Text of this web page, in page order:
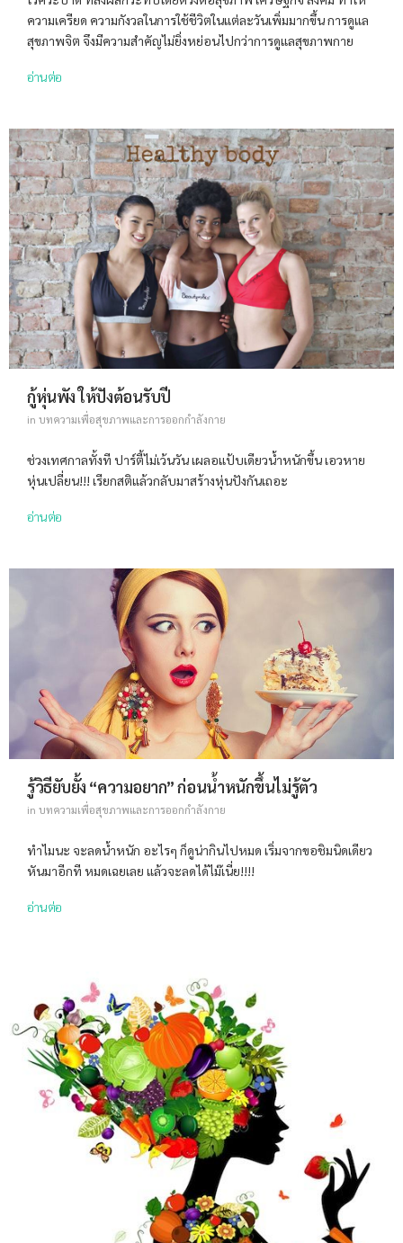
ความเครียด ความกังวลในการใช้ชีวิตในแต่ละวันเพิ่มมากขึ้น การดูแล
สุขภาพจิต จึงมีความสำคัญไม่ยิ่งหย่อนไปกว่าการดูแลสุขภาพกาย
อ่านต่อ
กู้หุ่นพัง ให้ปังต้อนรับปี
in บทความเพื่อสุขภาพและการออกกำลังกาย
ช่วงเทศกาลทั้งที ปาร์ตี้ไม่เว้นวัน เผลอแป้บเดียวน้ำหนักขึ้น เอวหาย
หุ่นเปลี่ยน!!! เรียกสติแล้วกลับมาสร้างหุ่นปังกันเถอะ
อ่านต่อ
รู้วิธียับยั้ง “ความอยาก” ก่อนน้ำหนักขึ้นไม่รู้ตัว
in บทความเพื่อสุขภาพและการออกกำลังกาย
ทำไมนะ จะลดน้ำหนัก อะไรๆ ก็ดูน่ากินไปหมด เริ่มจากขอชิมนิดเดียว
หันมาอีกที หมดเฉยเลย แล้วจะลดได้ไม๊เนี่ย!!!!
อ่านต่อ